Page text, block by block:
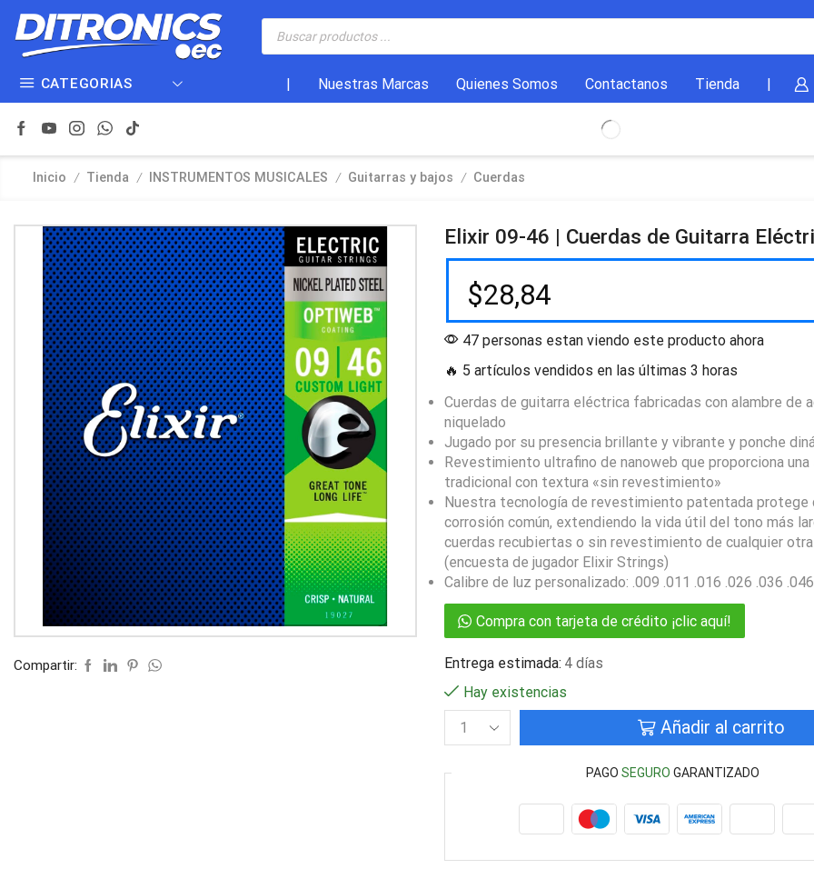
CATEGORIAS Nuestras Marcas Quienes Somos Contactanos Tienda
Inicio / Tienda / INSTRUMENTOS MUSICALES / Guitarras y bajos / Cuerdas
Compartir:
Elixir 09-46 | Cuerdas de Guitarra
$28,84
47 personas estan viendo este producto ahora
🔥 5 artículos vendidos en las últimas 3 horas
Cuerdas de guitarra eléctrica fabricadas con alambre de
niquelado
Jugado por su presencia brillante y vibrante y ponche
Revestimiento ultrafino de nanoweb que proporciona una
tradicional con textura «sin revestimiento»
Nuestra tecnología de revestimiento patentada protege
corrosión común, extendiendo la vida útil del tono más
cuerdas recubiertas o sin revestimiento de cualquier otra
(encuesta de jugador Elixir Strings)
Calibre de luz personalizado: .009 .011 .016 .026 .036 .046
Compra con tarjeta de crédito ¡clic aquí!
Entrega estimada: 4 días
Hay existencias
Añadir al carrito
PAGOSEGURO GARANTIZADO